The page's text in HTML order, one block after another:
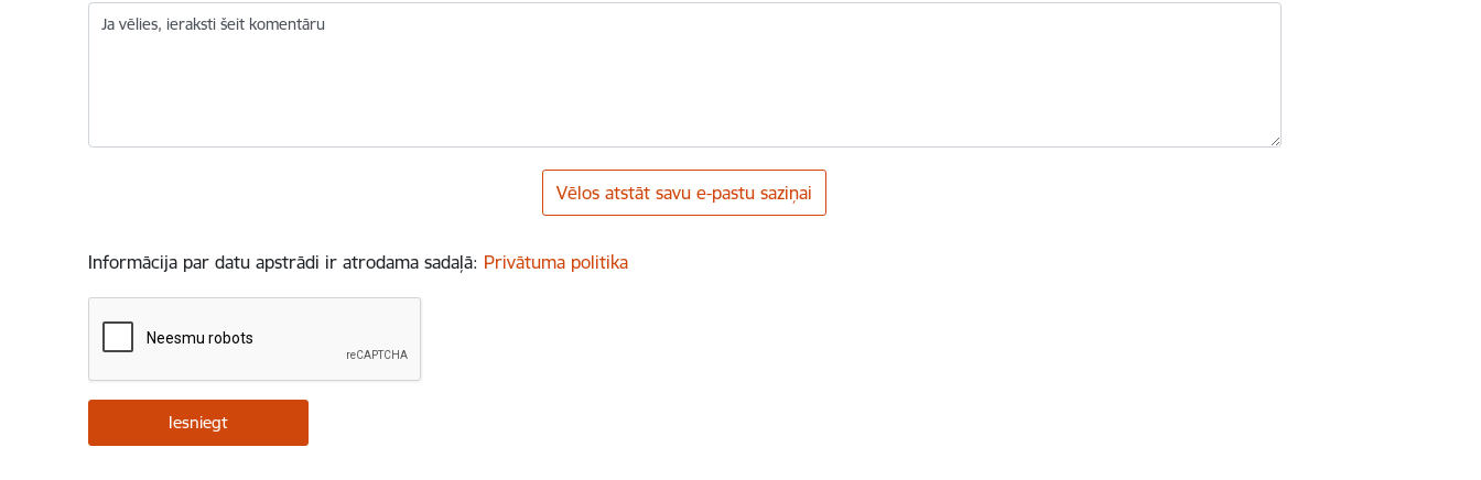
Ja vēlies, ieraksti šeit komentāru
Vēlos atstāt savu e-pastu saziņai
Informācija par datu apstrādi ir atrodama sadaļā: Privātuma politika